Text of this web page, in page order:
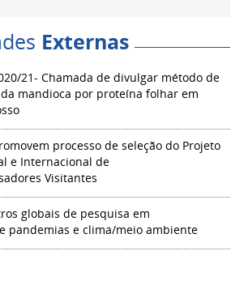
Externas
21- Chamada de divulgar método de
mandioca por proteína folhar em
processo de seleção do Projeto
e Internacional de
Visitantes
globais de pesquisa em
pandemias e clima/meio ambiente